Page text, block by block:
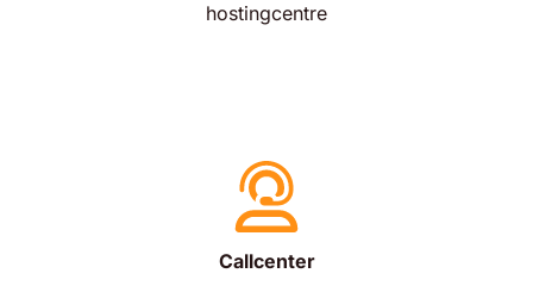
hostingcentre
Callcenter